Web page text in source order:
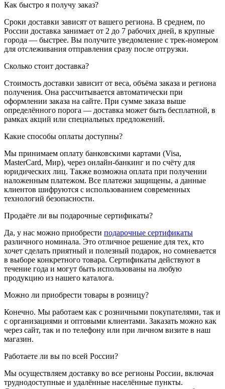
Как быстро я получу заказ?
Сроки доставки зависят от вашего региона. В среднем, по
России доставка занимает от 2 до 7 рабочих дней, в крупные
города — быстрее. Вы получите уведомление с трек-номером
для отслеживания отправления сразу после отгрузки.
Сколько стоит доставка?
Стоимость доставки зависит от веса, объёма заказа и региона
получения. Она рассчитывается автоматически при
оформлении заказа на сайте. При сумме заказа выше
определённого порога — доставка может быть бесплатной, в
рамках акций или специальных предложений.
Какие способы оплаты доступны?
Мы принимаем оплату банковскими картами (Visa,
MasterCard, Мир), через онлайн-банкинг и по счёту для
юридических лиц. Также возможна оплата при получении
наложенным платежом. Все платежи защищены, а данные
клиентов шифруются с использованием современных
технологий безопасности.
Продаёте ли вы подарочные сертификаты?
Да, у нас можно приобрести подарочные сертификаты
различного номинала. Это отличное решение для тех, кто
хочет сделать приятный и полезный подарок, но сомневается
в выборе конкретного товара. Сертификаты действуют в
течение года и могут быть использованы на любую
продукцию из нашего каталога.
Можно ли приобрести товары в розницу?
Конечно. Мы работаем как с розничными покупателями, так и
с организациями и оптовыми клиентами. Заказать можно как
через сайт, так и по телефону или при личном визите в наш
магазин.
Работаете ли вы по всей России?
Мы осуществляем доставку во все регионы России, включая
труднодоступные и удалённые населённые пункты.